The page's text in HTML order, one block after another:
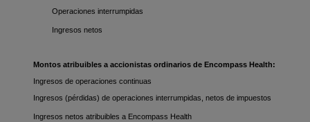
Operaciones interrumpidas
Ingresos netos
Montos atribuibles a accionistas ordinarios de Encompass Health:
Ingresos de operaciones continuas
Ingresos (pérdidas) de operaciones interrumpidas, netos de impuestos
Ingresos netos atribuibles a Encompass Health